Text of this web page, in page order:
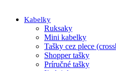
Kabelky
Ruksaky
Mini kabelky
Tašky cez plece
Shopper tašky
Príručné tašky